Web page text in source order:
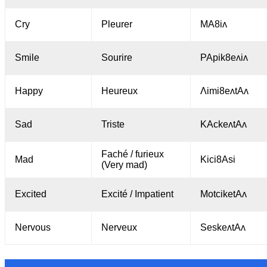
Cry Pleurer MA8iʌ
Smile Sourire PApik8eʌiʌ
Happy Heureux Λimi8eʌtAʌ
Sad Triste KAckeʌtAʌ
Mad
Faché / furieux
(Very mad)
Kici8Asi
Excited Excité / Impatient MotciketAʌ
Nervous Nerveux SeskeᴧtAʌ